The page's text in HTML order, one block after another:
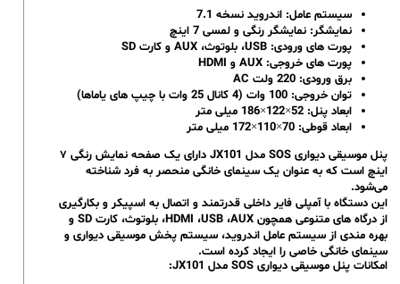
سیستم عامل: اندروید نسخه 7.1
نمایشگر: نمایشگر رنگی و لمسی 7 اینچ
پورت های ورودی: USB، بلوتوث، AUX و کارت SD
پورت های خروجی: AUX و HDMI
برق ورودی: 220 ولت AC
توان خروجی: 100 وات (4 کانال 25 وات با چیپ های یاماها)
ابعاد پنل: 52×122×186 میلی متر
ابعاد قوطی: 70×110×172 میلی متر
پنل موسیقی دیواری SOS مدل JX101 دارای یک صفحه نمایش رنگی ۷
اینچ است که به عنوان یک سینمای خانگی منحصر به فرد شناخته
می‌شود.
این دستگاه با آمپلی فایر داخلی قدرتمند و اتصال به اسپیکر و بکارگیری
از درگاه‌ های متنوعی همچون HDMI ،USB ،AUX، بلوتوث، کارت SD و
بهره مندی از سیستم عامل اندروید، سیستم پخش موسیقی دیواری و
سینمای خانگی خاصی را ایجاد کرده است.
امکانات پنل موسیقی دیواری SOS مدل JX101: